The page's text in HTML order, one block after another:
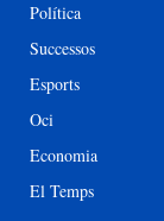
Política
Successos
Esports
Oci
Economia
El Temps